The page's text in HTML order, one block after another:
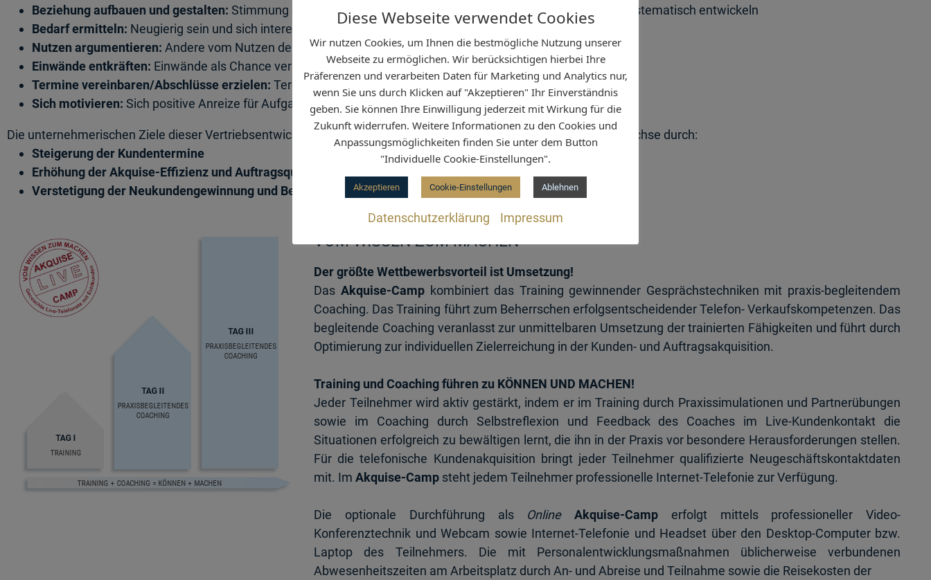
Beziehung aufbauen und gestalten: Stimmung des Kunden wahrnehmen, Sympathie herstellen, Beziehung systematisch entwickeln
Bedarf ermitteln: Neugierig sein und sich interessieren
Nutzen argumentieren: Andere vom Nutzen der Produkte und Dienstleistungen überzeugen
Einwände entkräften: Einwände als Chance verstehen und Schwierigkeiten überwinden
Termine vereinbaren/Abschlüsse erzielen: Terminvereinbarungen/Abschlüsse aktiv angehen
Sich motivieren: Sich positive Anreize für Aufgaben schaffen
Die unternehmerischen Ziele dieser Vertriebsentwicklungsmaßnahme sind Umsatzsteigerungen und Kundenzuwächse durch:
Steigerung der Kundentermine
Erhöhung der Akquise-Effizienz und Auftragsquote
Verstetigung der Neukundengewinnung und Bestandskundenbindung
VOM WISSEN ZUM MACHEN
Der größte Wettbewerbsvorteil ist Umsetzung!
Das Akquise-Campkombiniert das Training gewinnender Gesprächstechniken mit praxis-begleitendem
Coaching. Das Training führtzum Beherrschen erfolgsentscheidender Telefon- Verkaufskompetenzen. Das
begleitende Coaching veranlasst zur unmittelbaren Umsetzung der trainierten Fähigkeiten und führt durch
Optimierung zur individuellen Zielerreichung in der Kunden- undAuftragsakquisition.
Training und Coaching führen zu KÖNNEN UND MACHEN!
Jeder Teilnehmer wird aktiv gestärkt, indem er im Training durch Praxissimulationen und Partnerübungen
sowie im Coaching durch Selbstreflexion und Feedback des Coaches im Live-Kundenkontakt die
Situationen erfolgreich zu bewältigen lernt, die ihn in der Praxis vor besondere Herausforderungen stellen.
Für die telefonische Kundenakquisition bringt jeder Teilnehmer qualifizierte Neugeschäftskontaktdaten
mit. ImAkquise-Camp steht jedem Teilnehmer professionelle Internet-Telefonie zur Verfügung.
Die optionale Durchführung als Online Akquise-Camp erfolgt mittels professioneller Video-
Konferenztechnik und Webcam sowie Internet-Telefonie und Headset über den Desktop-Computer bzw.
Laptop des Teilnehmers. Die mit Personalentwicklungsmaßnahmen üblicherweise verbundenen
Abwesenheitszeiten am Arbeitsplatz durch An- und Abreise und Teilnahme sowie die Reisekosten der
Diese Webseite verwendet Cookies
Wir nutzen Cookies, um Ihnen die bestmögliche Nutzung unserer
Webseite zu ermöglichen. Wir berücksichtigen hierbei Ihre
Präferenzen und verarbeiten Daten für Marketing und Analytics nur,
wenn Sie uns durch Klicken auf "Akzeptieren" Ihr Einverständnis
geben. Sie können Ihre Einwilligung jederzeit mit Wirkung für die
Zukunft widerrufen. Weitere Informationen zu den Cookies und
Anpassungsmöglichkeiten finden Sie unter dem Button
"Individuelle Cookie-Einstellungen".
Akzeptieren Cookie-Einstellungen Ablehnen
Datenschutzerklärung Impressum